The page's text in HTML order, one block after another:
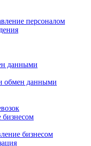
персоналом
данными
обмен данными
бизнесом
бизнесом